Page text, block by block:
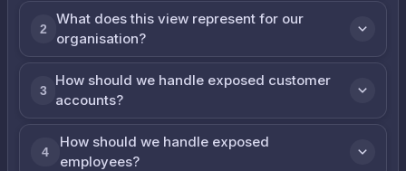
2
What does this view represent for our
organisation?
3
How should we handle exposed customer
accounts?
4
How should we handle exposed
employees?